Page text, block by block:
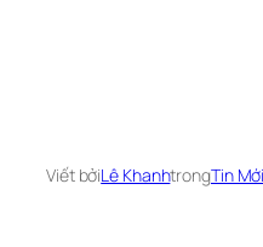
Viết bởiLê KhanhtrongTin